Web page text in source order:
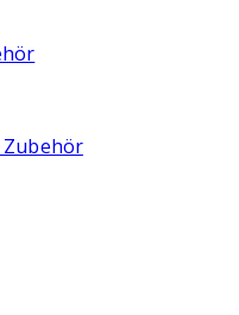
Zubehör